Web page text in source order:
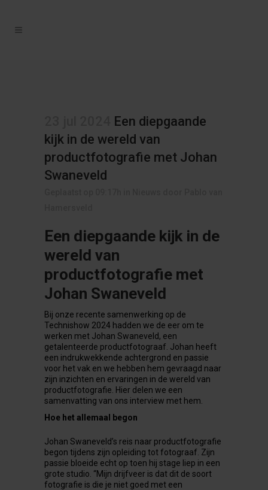
Een diepgaande
kijk in de wereld van
productfotografie met Johan
Swaneveld
Een diepgaande kijk in de
wereld van
productfotografie met
Johan Swaneveld
Bij onze recente samenwerking op de
Technishow 2024 hadden we de eer om te
werken met Johan Swaneveld, een
getalenteerde productfotograaf. Johan heeft
een indrukwekkende achtergrond en passie
voor het vak en we hebben hem gevraagd naar
zijn inzichten en ervaringen in de wereld van
productfotografie. Hier delen we een
samenvatting van ons interview met hem.
Hoe het allemaal begon
Johan Swaneveld’s reis naar productfotografie
begon tijdens zijn opleiding tot fotograaf. Zijn
passie bloeide echt op toen hij stage liep in een
grote studio. “Mijn drijfveer is dat dit de soort
fotografie is die je niet goed met een